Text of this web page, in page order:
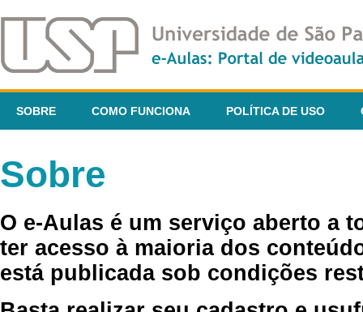
SOBRE COMO FUNCIONA POLÍTICA DE USO
Sobre
O e-Aulas é um serviço aberto a
ter acesso à maioria dos
está publicada sob condições